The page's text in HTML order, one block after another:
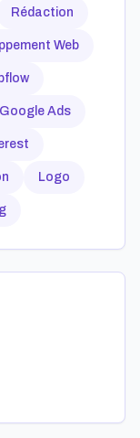
Rédaction
Web
Google Ads
Logo